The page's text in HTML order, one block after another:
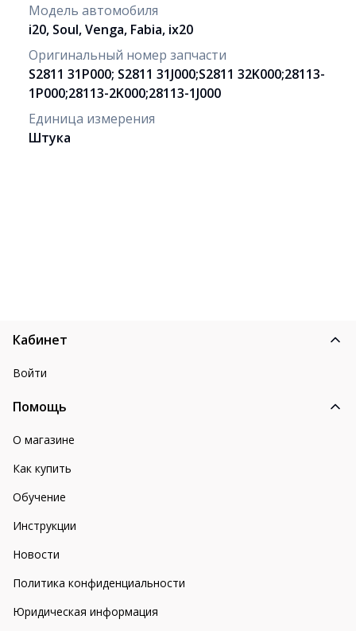
Модель автомобиля
i20, Soul, Venga, Fabia, ix20
Оригинальный номер запчасти
S2811 31P000; S2811 31J000;S2811 32K000;28113-
1P000;28113-2K000;28113-1J000
Единица измерения
Штука
Кабинет
Войти
Помощь
О магазине
Как купить
Обучение
Инструкции
Новости
Политика конфиденциальности
Юридическая информация